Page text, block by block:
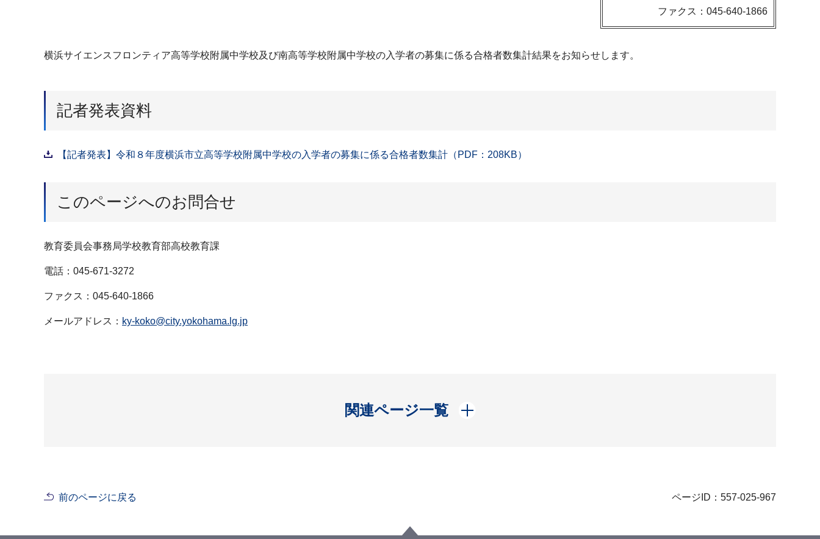
ファクス：045-640-1866
横浜サイエンスフロンティア高等学校附属中学校及び南高等学校附属中学校の入学者の募集に係る合格者数集計結果をお知らせします。
記者発表資料
【記者発表】令和８年度横浜市立高等学校附属中学校の入学者の募集に係る合格者数集計（PDF：208KB）
このページへのお問合せ
教育委員会事務局学校教育部高校教育課
電話：045-671-3272
ファクス：045-640-1866
メールアドレス： ky-koko@city.yokohama.lg.jp
関連ページ一覧
開く
前のページに戻る ページID：557-025-967